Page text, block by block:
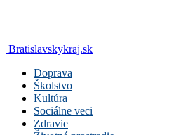
Bratislavskykraj.sk
Doprava
Školstvo
Kultúra
Sociálne veci
Zdravie